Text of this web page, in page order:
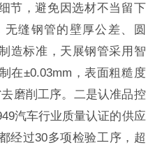
节，避免因选材不当留下
缝钢管的壁厚公差、圆
造标准，天展钢管采用智
在±0.03mm，表面粗糙度
磨削工序。二是认准品控
汽车行业质量认证的供应
经过30多项检验工序，超